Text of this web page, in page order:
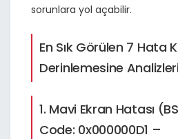
sorunlara yol açabilir.
En Sık Görülen 7 Hata
Derinlemesine Analizleri
1. Mavi Ekran Hatası
Code: 0x000000D1 –